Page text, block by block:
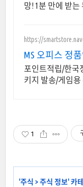
망! 1분 만에 받는
https://
MS 오피스 정
포인트적립/한국
키지 발송/게임용
1
'주식 >주식 정보' 카